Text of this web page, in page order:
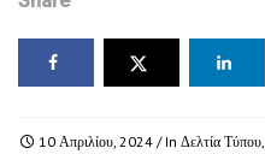
10 Απριλίου, 2024 / In Δελτία Τύπου,